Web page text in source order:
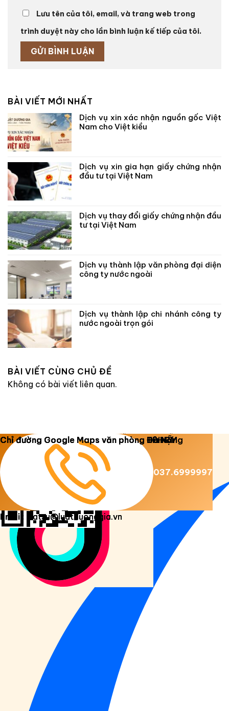
Lưu tên của tôi, email, và trang web trong
trình duyệt này cho lần bình luận kế tiếp của tôi.
BÀI VIẾT MỚI NHẤT
Dịch vụ xin xác nhận nguồn gốc Việt
Nam cho Việt kiều
Dịch vụ xin gia hạn giấy chứng nhận
đầu tư tại Việt Nam
Dịch vụ thay đổi giấy chứng nhận đầu
tư tại Việt Nam
Dịch vụ thành lập văn phòng đại diện
công ty nước ngoài
Dịch vụ thành lập chi nhánh công ty
nước ngoài trọn gói
BÀI VIẾT CÙNG CHỦ ĐỀ
Không có bài viết liên quan.
Copyright 2026 © Luật Dương Gia